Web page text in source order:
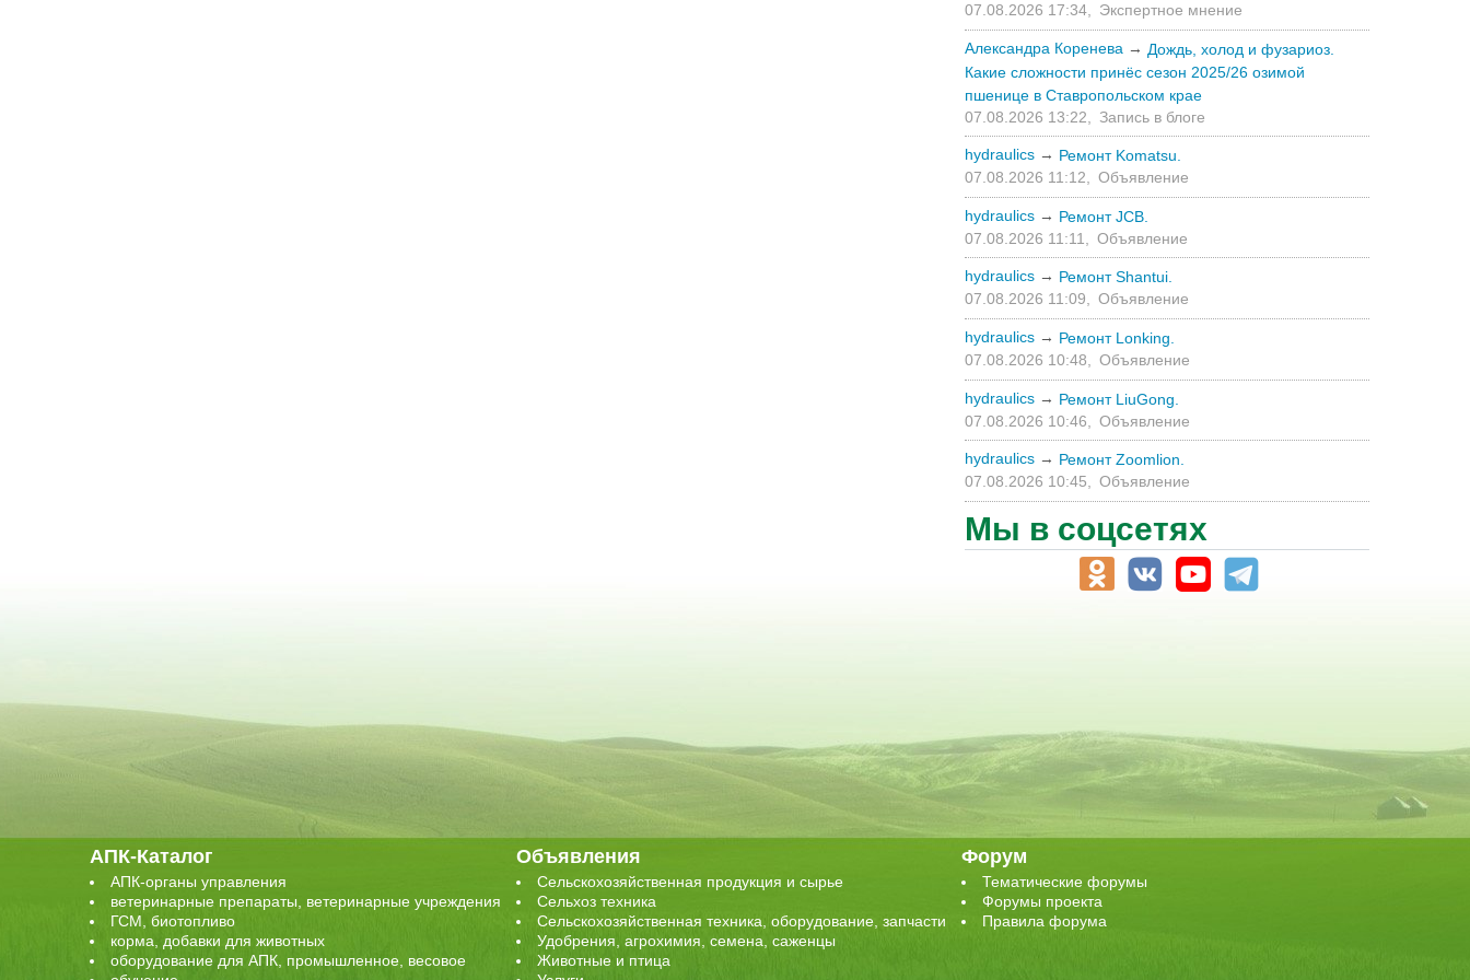
07.08.2026 17:34,
Экспертное мнение
Александра Коренева → Дождь, холод и фузариоз.
Какие сложности принёс сезон 2025/26 озимой
пшенице в Ставропольском крае
07.08.2026 13:22,
Запись в блоге
hydraulics → Ремонт Komatsu.
07.08.2026 11:12,
Объявление
hydraulics → Ремонт JCB.
07.08.2026 11:11,
Объявление
hydraulics → Ремонт Shantui.
07.08.2026 11:09, Объявление
hydraulics → Ремонт Lonking.
07.08.2026 10:48,
Объявление
hydraulics → Ремонт LiuGong.
07.08.2026 10:46,
Объявление
hydraulics → Ремонт Zoomlion.
07.08.2026 10:45,
Объявление
Мы в соцсетях
АПК-Каталог
АПК-органы управления
ветеринарные препараты, ветеринарные учреждения
ГСМ, биотопливо
корма, добавки для животных
оборудование для АПК, промышленное, весовое
Объявления
Сельскохозяйственная продукция и сырье
Сельхоз техника
Сельскохозяйственная техника, оборудование, запчасти
Удобрения, агрохимия, семена, саженцы
Животные и птица
Форум
Тематические форумы
Форумы проекта
Правила форума